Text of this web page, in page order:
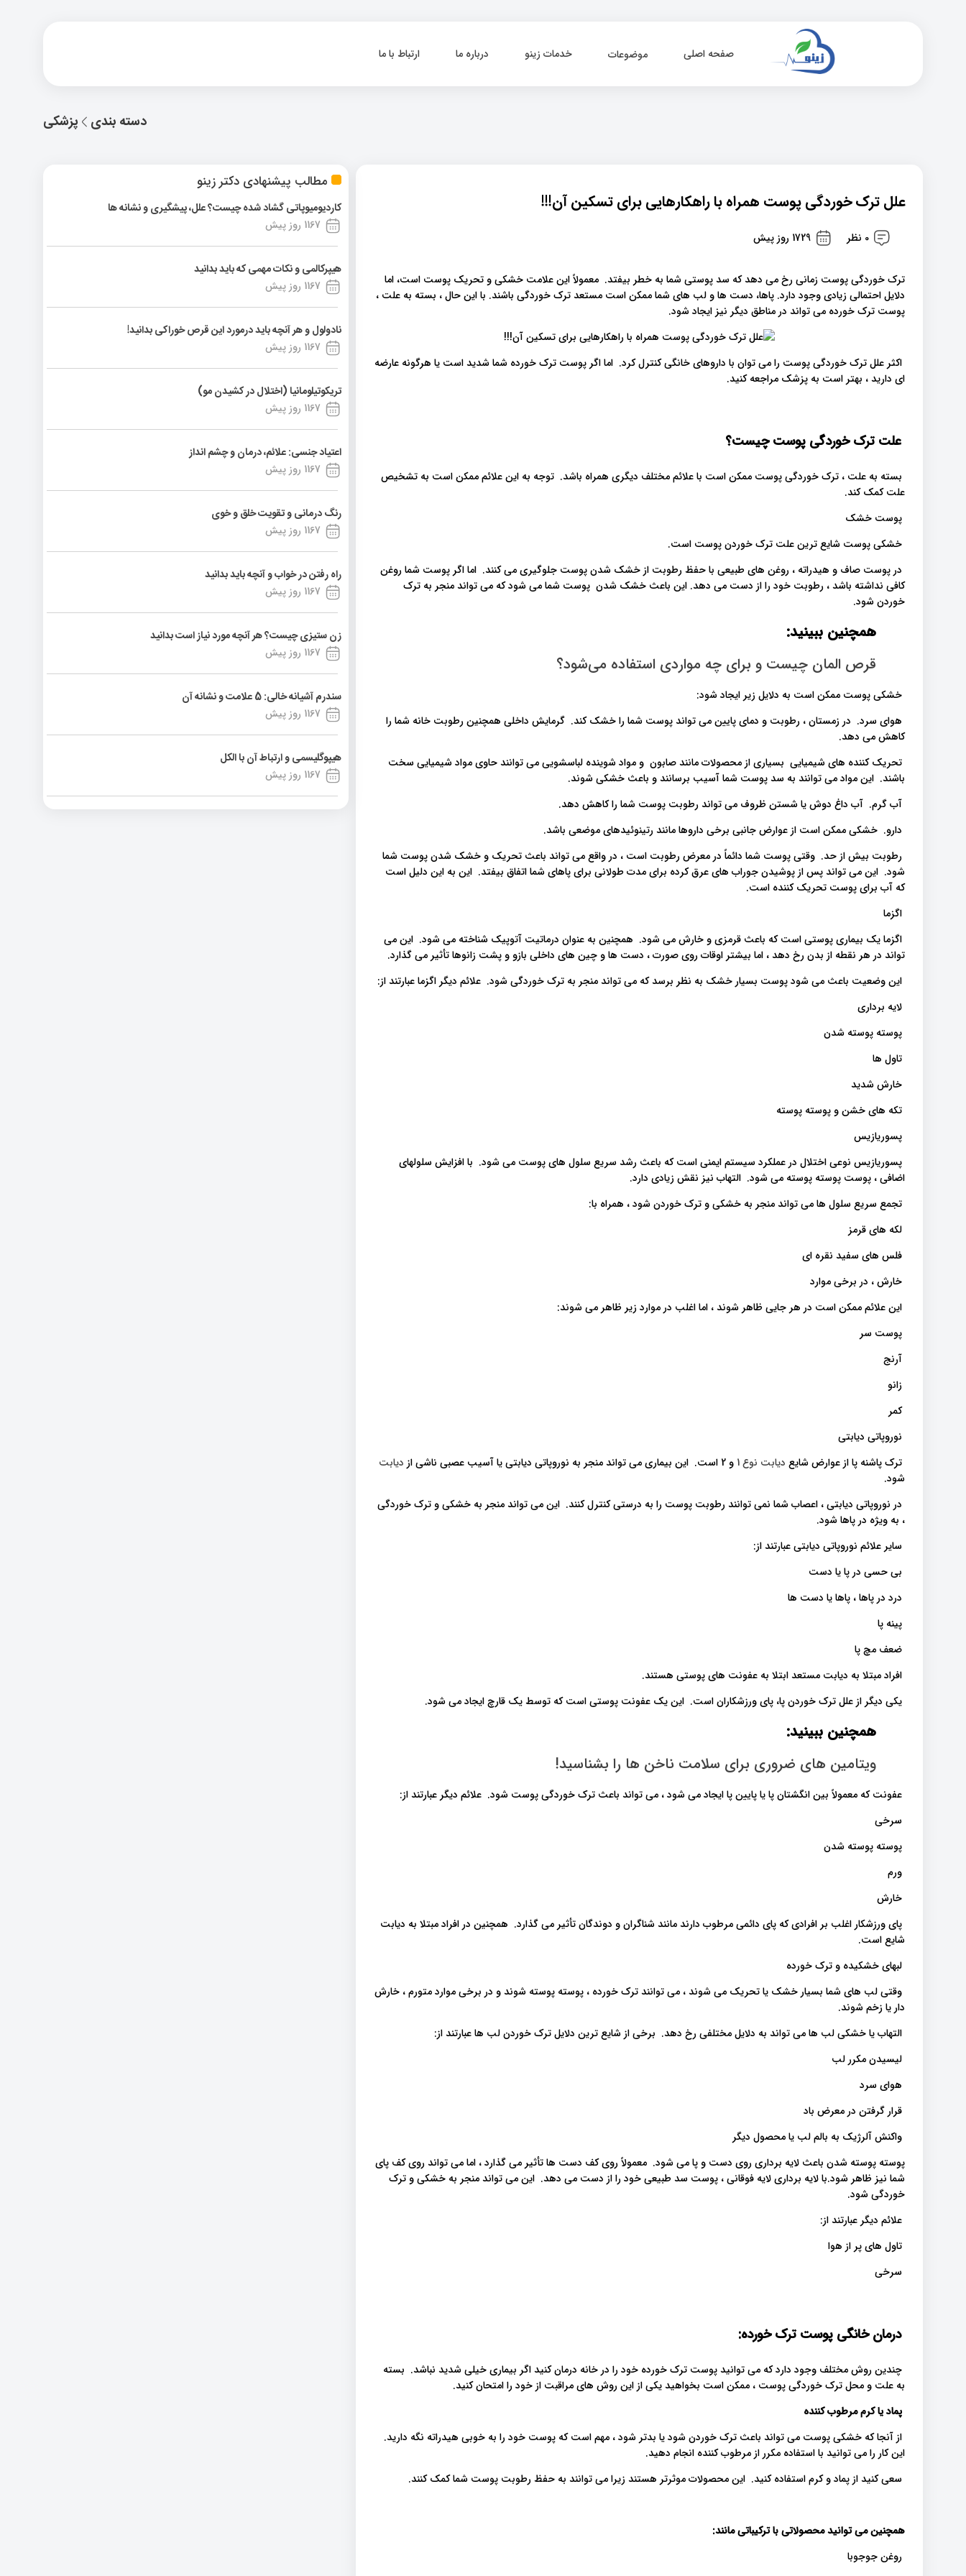
صفحه اصلی موضوعات خدمات زینو درباره ما ارتباط با ما
پزشکی دسته بندی
مطالب پیشنهادی دکتر زینو
کاردیومیوپاتی گشاد شده چیست؟ علل، پیشگیری و نشانه ها
1167 روز پیش
هیپرکالمی و نکات مهمی که باید بدانید
1167 روز پیش
نادولول و هر آنچه باید درمورد این قرص خوراکی بدانید!
1167 روز پیش
تریکوتیلومانیا (اختلال در کشیدن مو)
1167 روز پیش
اعتیاد جنسی: علائم، درمان و چشم انداز
1167 روز پیش
رنگ درمانی و تقویت خلق و خوی
1167 روز پیش
راه رفتن در خواب و آنچه باید بدانید
1167 روز پیش
زن ستیزی چیست؟ هر آنچه مورد نیاز است بدانید
1167 روز پیش
سندرم آشیانه خالی: 5 علامت و نشانه آن
1167 روز پیش
هیپوگلیسمی و ارتباط آن با الکل
1167 روز پیش
علل ترک خوردگی پوست همراه با راهکارهایی برای تسکین آن!!!
0 نظر 1729 روز پیش
ترک خوردگی پوست زمانی رخ می دهد که سد پوستی شما به خطر بیفتد. معمولاً این علامت خشکی و تحریک پوست است، اما
دلایل احتمالی زیادی وجود دارد. پاها، دست ها و لب های شما ممکن است مستعد ترک خوردگی باشند. با این حال ، بسته به علت ،
پوست ترک خورده می تواند در مناطق دیگر نیز ایجاد شود.
اکثر علل ترک خوردگی پوست را می توان با داروهای خانگی کنترل کرد. اما اگر پوست ترک خورده شما شدید است یا هرگونه عارضه
ای دارید ، بهتر است به پزشک مراجعه کنید.
علت ترک خوردگی پوست چیست؟
بسته به علت ، ترک خوردگی پوست ممکن است با علائم مختلف دیگری همراه باشد. توجه به این علائم ممکن است به تشخیص
علت کمک کند.
پوست خشک
خشکی پوست شایع ترین علت ترک خوردن پوست است.
در پوست صاف و هیدراته ، روغن های طبیعی با حفظ رطوبت از خشک شدن پوست جلوگیری می کنند. اما اگر پوست شما روغن
کافی نداشته باشد ، رطوبت خود را از دست می دهد. این باعث خشک شدن پوست شما می شود که می تواند منجر به ترک
خوردن شود.
همچنین ببینید:
قرص المان چیست و برای چه مواردی استفاده می‌شود؟
خشکی پوست ممکن است به دلایل زیر ایجاد شود:
هوای سرد. در زمستان ، رطوبت و دمای پایین می تواند پوست شما را خشک کند. گرمایش داخلی همچنین رطوبت خانه شما را
کاهش می دهد.
تحریک کننده های شیمیایی بسیاری از محصولات مانند صابون و مواد شوینده لباسشویی می توانند حاوی مواد شیمیایی سخت
باشند. این مواد می توانند به سد پوست شما آسیب برسانند و باعث خشکی شوند.
آب گرم. آب داغ دوش یا شستن ظروف می تواند رطوبت پوست شما را کاهش دهد.
دارو. خشکی ممکن است از عوارض جانبی برخی داروها مانند رتینوئیدهای موضعی باشد.
رطوبت بیش از حد. وقتی پوست شما دائماً در معرض رطوبت است ، در واقع می تواند باعث تحریک و خشک شدن پوست شما
شود. این می تواند پس از پوشیدن جوراب های عرق کرده برای مدت طولانی برای پاهای شما اتفاق بیفتد. این به این دلیل است
که آب برای پوست تحریک کننده است.
اگزما
اگزما یک بیماری پوستی است که باعث قرمزی و خارش می شود. همچنین به عنوان درماتیت آتوپیک شناخته می شود. این می
تواند در هر نقطه از بدن رخ دهد ، اما بیشتر اوقات روی صورت ، دست ها و چین های داخلی بازو و پشت زانوها تأثیر می گذارد.
این وضعیت باعث می شود پوست بسیار خشک به نظر برسد که می تواند منجر به ترک خوردگی شود. علائم دیگر اگزما عبارتند از:
لایه برداری
پوسته پوسته شدن
تاول ها
خارش شدید
تکه های خشن و پوسته پوسته
پسوریازیس
پسوریازیس نوعی اختلال در عملکرد سیستم ایمنی است که باعث رشد سریع سلول های پوست می شود. با افزایش سلولهای
اضافی ، پوست پوسته پوسته می شود. التهاب نیز نقش زیادی دارد.
تجمع سریع سلول ها می تواند منجر به خشکی و ترک خوردن شود ، همراه با:
لکه های قرمز
فلس های سفید نقره ای
خارش ، در برخی موارد
این علائم ممکن است در هر جایی ظاهر شوند ، اما اغلب در موارد زیر ظاهر می شوند:
پوست سر
آرنج
زانو
کمر
نوروپاتی دیابتی
ترک پاشنه پا از عوارض شایع دیابت نوع 1 و 2 است. این بیماری می تواند منجر به نوروپاتی دیابتی یا آسیب عصبی ناشی از
دیابت
شود.
در نوروپاتی دیابتی ، اعصاب شما نمی توانند رطوبت پوست را به درستی کنترل کنند. این می تواند منجر به خشکی و ترک خوردگی
، به ویژه در پاها شود.
سایر علائم نوروپاتی دیابتی عبارتند از:
بی حسی در پا یا دست
درد در پاها ، پاها یا دست ها
پینه پا
ضعف مچ پا
افراد مبتلا به دیابت مستعد ابتلا به عفونت های پوستی هستند.
یکی دیگر از علل ترک خوردن پا، پای ورزشکاران است. این یک عفونت پوستی است که توسط یک قارچ ایجاد می شود.
همچنین ببینید:
ویتامین های ضروری برای سلامت ناخن ها را بشناسید!
عفونت که معمولاً بین انگشتان پا یا پایین پا ایجاد می شود ، می تواند باعث ترک خوردگی پوست شود. علائم دیگر عبارتند از:
سرخی
پوسته پوسته شدن
ورم
خارش
پای ورزشکار اغلب بر افرادی که پای دائمی مرطوب دارند مانند شناگران و دوندگان تأثیر می گذارد. همچنین در افراد مبتلا به دیابت
شایع است.
لبهای خشکیده و ترک خورده
وقتی لب های شما بسیار خشک یا تحریک می شوند ، می توانند ترک خورده ، پوسته پوسته شوند و در برخی موارد متورم ، خارش
دار یا زخم شوند.
التهاب یا خشکی لب ها می تواند به دلایل مختلفی رخ دهد. برخی از شایع ترین دلایل ترک خوردن لب ها عبارتند از:
لیسیدن مکرر لب
هوای سرد
قرار گرفتن در معرض باد
واکنش آلرژیک به بالم لب یا محصول دیگر
پوسته پوسته شدن باعث لایه برداری روی دست و پا می شود. معمولاً روی کف دست ها تأثیر می گذارد ، اما می تواند روی کف پای
شما نیز ظاهر شود.با لایه برداری لایه فوقانی ، پوست سد طبیعی خود را از دست می دهد. این می تواند منجر به خشکی و ترک
خوردگی شود.
علائم دیگر عبارتند از:
تاول های پر از هوا
سرخی
درمان خانگی پوست ترک خورده:
چندین روش مختلف وجود دارد که می توانید پوست ترک خورده خود را در خانه درمان کنید اگر بیماری خیلی شدید نباشد. بسته
به علت و محل ترک خوردگی پوست ، ممکن است بخواهید یکی از این روش های مراقبت از خود را امتحان کنید.
پماد یا کرم مرطوب کننده
از آنجا که خشکی پوست می تواند باعث ترک خوردن شود یا بدتر شود ، مهم است که پوست خود را به خوبی هیدراته نگه دارید.
این کار را می توانید با استفاده مکرر از مرطوب کننده انجام دهید.
سعی کنید از پماد و کرم استفاده کنید. این محصولات موثرتر هستند زیرا می توانند به حفظ رطوبت پوست شما کمک کنند.
همچنین می توانید محصولاتی با ترکیباتی مانند:
روغن جوجوبا